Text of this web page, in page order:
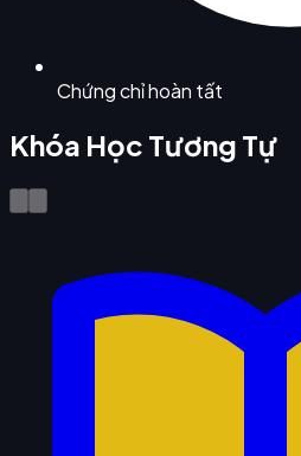
Chứng chỉ hoàn tất
Khóa Học Tương Tự